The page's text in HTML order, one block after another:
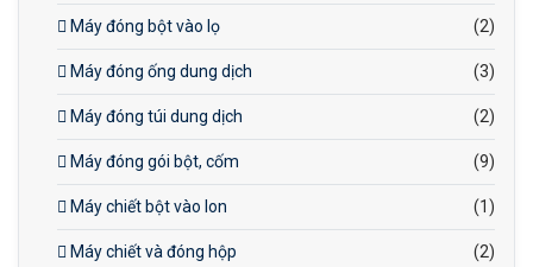
Máy đóng bột vào lọ (2)
Máy đóng ống dung dịch (3)
Máy đóng túi dung dịch (2)
Máy đóng gói bột, cốm (9)
Máy chiết bột vào lon (1)
Máy chiết và đóng hộp (2)